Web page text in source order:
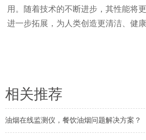
用。随着技术的不断进步，其性能将
进一步拓展，为人类创造更清洁、健康
相关推荐
油烟在线监测仪，餐饮油烟问题解决方案？